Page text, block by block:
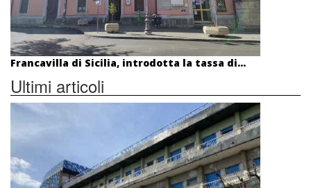
Francavilla di Sicilia, introdotta la tassa di...
Ultimi articoli